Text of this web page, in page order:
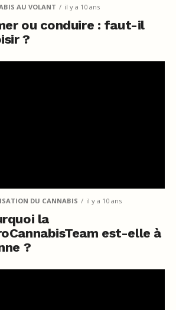
AU VOLANT il y a 10 ans
ou conduire : faut-il
?
DU CANNABIS il y a 10 ans
la
est-elle à
?